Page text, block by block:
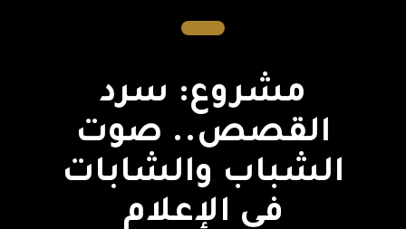
مشروع: سرد
القصص.. صوت
الشباب والشابات
في الإعلام